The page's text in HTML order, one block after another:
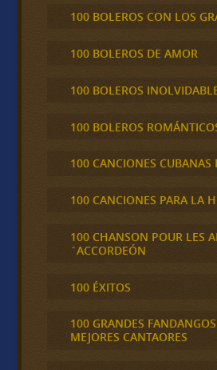
100 BOLEROS CON LOS
100 BOLEROS DE AMOR
100 BOLEROS
100 BOLEROS
100 CANCIONES CUBANAS
100 CANCIONES PARA LA
100 CHANSON POUR LES
´ACCORDEÓN
100 ÉXITOS
100 GRANDES
MEJORES CANTAORES